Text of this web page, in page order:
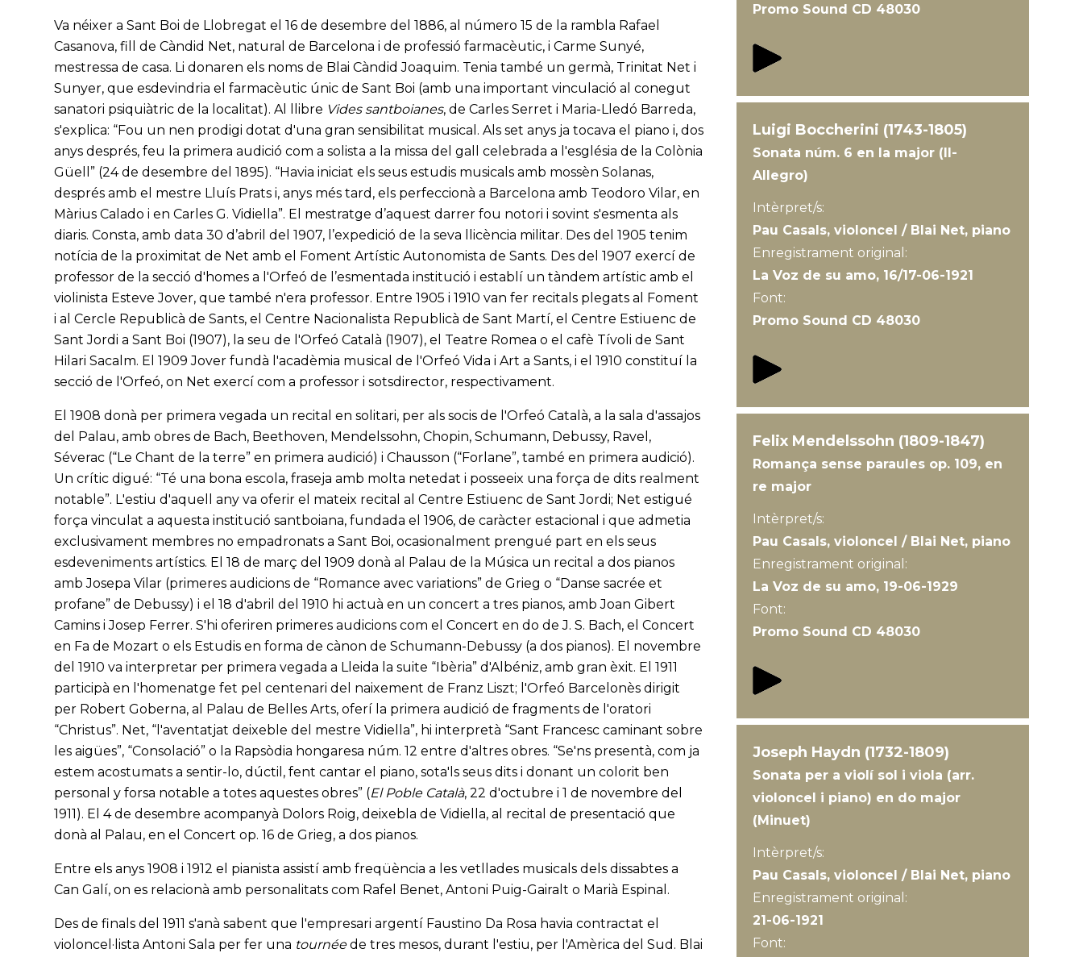
Va néixer a Sant Boi de Llobregat el 16 de desembre del 1886, al número 15 de la rambla Rafael
Casanova, fill de Càndid Net, natural de Barcelona i de professió farmacèutic, i Carme Sunyé,
mestressa de casa. Li donaren els noms de Blai Càndid Joaquim. Tenia també un germà, Trinitat Net i
Sunyer, que esdevindria el farmacèutic únic de Sant Boi (amb una important vinculació al conegut
sanatori psiquiàtric de la localitat). Al llibre Vides santboianes, de Carles Serret i Maria-Lledó Barreda,
s'explica: “Fou un nen prodigi dotat d'una gran sensibilitat musical. Als set anys ja tocava el piano i, dos
anys després, feu la primera audició com a solista a la missa del gall celebrada a l'església de la Colònia
Güell” (24 de desembre del 1895). “Havia iniciat els seus estudis musicals amb mossèn Solanas,
després amb el mestre Lluís Prats i, anys més tard, els perfeccionà a Barcelona amb Teodoro Vilar, en
Màrius Calado i en Carles G. Vidiella”. El mestratge d’aquest darrer fou notori i sovint s'esmenta als
diaris. Consta, amb data 30 d’abril del 1907, l’expedició de la seva llicència militar. Des del 1905 tenim
notícia de la proximitat de Net amb el Foment Artístic Autonomista de Sants. Des del 1907 exercí de
professor de la secció d'homes a l'Orfeó de l’esmentada institució i establí un tàndem artístic amb el
violinista Esteve Jover, que també n'era professor. Entre 1905 i 1910 van fer recitals plegats al Foment
i al Cercle Republicà de Sants, el Centre Nacionalista Republicà de Sant Martí, el Centre Estiuenc de
Sant Jordi a Sant Boi (1907), la seu de l'Orfeó Català (1907), el Teatre Romea o el cafè Tívoli de Sant
Hilari Sacalm. El 1909 Jover fundà l'acadèmia musical de l'Orfeó Vida i Art a Sants, i el 1910 constituí la
secció de l'Orfeó, on Net exercí com a professor i sotsdirector, respectivament.
El 1908 donà per primera vegada un recital en solitari, per als socis de l'Orfeó Català, a la sala d'assajos
del Palau, amb obres de Bach, Beethoven, Mendelssohn, Chopin, Schumann, Debussy, Ravel,
Séverac (“Le Chant de la terre” en primera audició) i Chausson (“Forlane”, també en primera audició).
Un crític digué: “Té una bona escola, fraseja amb molta netedat i posseeix una força de dits realment
notable”. L'estiu d'aquell any va oferir el mateix recital al Centre Estiuenc de Sant Jordi; Net estigué
força vinculat a aquesta institució santboiana, fundada el 1906, de caràcter estacional i que admetia
exclusivament membres no empadronats a Sant Boi, ocasionalment prengué part en els seus
esdeveniments artístics. El 18 de març del 1909 donà al Palau de la Música un recital a dos pianos
amb Josepa Vilar (primeres audicions de “Romance avec variations” de Grieg o “Danse sacrée et
profane” de Debussy) i el 18 d'abril del 1910 hi actuà en un concert a tres pianos, amb Joan Gibert
Camins i Josep Ferrer. S'hi oferiren primeres audicions com el Concert en do de J. S. Bach, el Concert
en Fa de Mozart o els Estudis en forma de cànon de Schumann-Debussy (a dos pianos). El novembre
del 1910 va interpretar per primera vegada a Lleida la suite “Ibèria” d'Albéniz, amb gran èxit. El 1911
participà en l'homenatge fet pel centenari del naixement de Franz Liszt; l'Orfeó Barcelonès dirigit
per Robert Goberna, al Palau de Belles Arts, oferí la primera audició de fragments de l'oratori
“Christus”. Net, “l'aventatjat deixeble del mestre Vidiella”, hi interpretà “Sant Francesc caminant sobre
les aigües”, “Consolació” o la Rapsòdia hongaresa núm. 12 entre d'altres obres. “Se'ns presentà, com ja
estem acostumats a sentir-lo, dúctil, fent cantar el piano, sota'ls seus dits i donant un colorit ben
personal y forsa notable a totes aquestes obres” (El Poble Català, 22 d'octubre i 1 de novembre del
1911). El 4 de desembre acompanyà Dolors Roig, deixebla de Vidiella, al recital de presentació que
donà al Palau, en el Concert op. 16 de Grieg, a dos pianos.
Entre els anys 1908 i 1912 el pianista assistí amb freqüència a les vetllades musicals dels dissabtes a
Can Galí, on es relacionà amb personalitats com Rafel Benet, Antoni Puig-Gairalt o Marià Espinal.
Des de finals del 1911 s'anà sabent que l'empresari argentí Faustino Da Rosa havia contractat el
violoncel·lista Antoni Sala per fer una tournéede tres mesos, durant l'estiu, per l'Amèrica del Sud. Blai
Promo Sound CD 48030
Luigi Boccherini (1743-1805)
Sonata núm. 6 en la major (II-
Allegro)
Intèrpret/s:
Pau Casals, violoncel / Blai Net, piano
Enregistrament original:
La Voz de su amo, 16/17-06-1921
Font:
Promo Sound CD 48030
Felix Mendelssohn (1809-1847)
Romança sense paraules op. 109, en
re major
Intèrpret/s:
Pau Casals, violoncel / Blai Net, piano
Enregistrament original:
La Voz de su amo, 19-06-1929
Font:
Promo Sound CD 48030
Joseph Haydn (1732-1809)
Sonata per a violí sol i viola (arr.
violoncel i piano) en do major
(Minuet)
Intèrpret/s:
Pau Casals, violoncel / Blai Net, piano
Enregistrament original:
21-06-1921
Font: